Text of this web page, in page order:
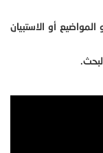
أو الاستبيان